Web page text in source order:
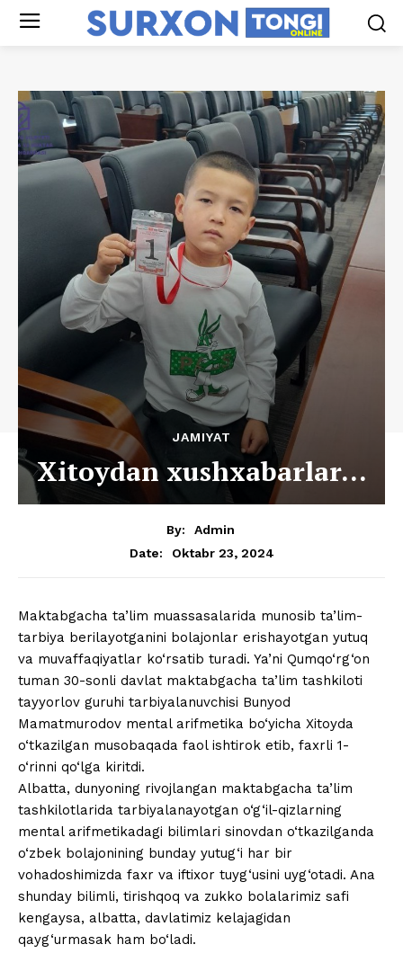
JAMIYAT
Xitoydan xushxabarlar…
By:
Admin
Date:
Oktabr 23, 2024
Maktabgacha ta’lim muassasalarida munosib ta’lim-
tarbiya berilayotganini bolajonlar erishayotgan yutuq
va muvaffaqiyatlar ko‘rsatib turadi. Ya’ni Qumqo‘rg‘on
tuman 30-sonli davlat maktabgacha ta’lim tashkiloti
tayyorlov guruhi tarbiyalanuvchisi Bunyod
Mamatmurodov mental arifmetika bo‘yicha Xitoyda
o‘tkazilgan musobaqada faol ishtirok etib, faxrli 1-
o‘rinni qo‘lga kiritdi.
Albatta, dunyoning rivojlangan maktabgacha ta’lim
tashkilotlarida tarbiyalanayotgan o‘g‘il-qizlarning
mental arifmetikadagi bilimlari sinovdan o‘tkazilganda
o‘zbek bolajonining bunday yutug‘i har bir
vohadoshimizda faxr va iftixor tuyg‘usini uyg‘otadi. Ana
shunday bilimli, tirishqoq va zukko bolalarimiz safi
kengaysa, albatta, davlatimiz kelajagidan
qayg‘urmasak ham bo‘ladi.